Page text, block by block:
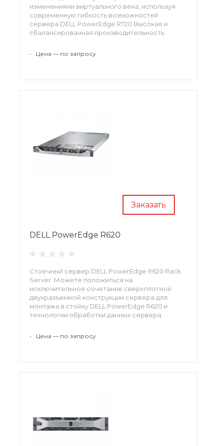
изменениями виртуального века, используя
современную гибкость возможностей
сервера DELL PowerEdge R720 Высокая и
сбалансированная производительность
памятью с большой плотностью записи,
• Цена — по запросу
Заказать
DELL PowerEdge R620
Стоечный сервер DELL PowerEdge R620 Rack
Server. Можете положиться на
исключительное сочетание сверхплотной
двухразъемной конструкции сервера для
монтажа в стойку DELL PowerEdge R620 и
технологии обработки данных сервера
сред, чувствительных к свободному месту.
• Цена — по запросу